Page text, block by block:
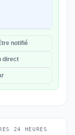
notifié
direct
24 HEURES